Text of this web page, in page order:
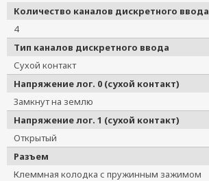
Количество каналов дискретного ввода
4
Тип каналов дискретного ввода
Сухой контакт
Напряжение лог. 0 (сухой контакт)
Замкнут на землю
Напряжение лог. 1 (сухой контакт)
Открытый
Разъем
Клеммная колодка с пружинным зажимом